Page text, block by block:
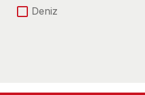
Deniz